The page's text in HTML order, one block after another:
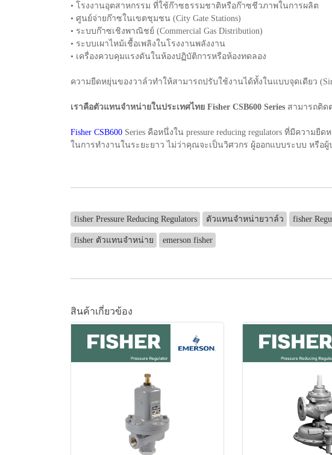
• โรงงานอุตสาหกรรม ที่ใช้ก๊าซธรรมชาติหรือก๊าซชีวภาพในการผลิต
• ศูนย์จ่ายก๊าซในเขตชุมชน (City Gate Stations)
• ระบบก๊าซเชิงพาณิชย์ (Commercial Gas Distribution)
• ระบบเผาไหม้เชื้อเพลิงในโรงงานพลังงาน
• เครื่องควบคุมแรงดันในห้องปฏิบัติการหรือห้องทดลอง
ความยืดหยุ่นของวาล์วทำให้สามารถปรับใช้งานได้ทั้งในแบบจุดเดียว
เราคือตัวแทนจำหน่ายในประเทศไทย Fisher CSB600 Series สามารถติด
Fisher CSB600 Series คือหนึ่งใน pressure reducing regulators ที่มีคว
ในการทำงานในระยะยาว ไม่ว่าคุณจะเป็นวิศวกร ผู้ออกแบบระบบ หรือผู้
fisher Pressure Reducing Regulators ตัวแทนจำหน่ายวาล์ว fisher
fisher ตัวแทนจำหน่าย emerson fisher
สินค้าเกี่ยวข้อง